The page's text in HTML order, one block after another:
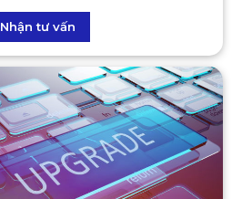
Nhận tư vấn